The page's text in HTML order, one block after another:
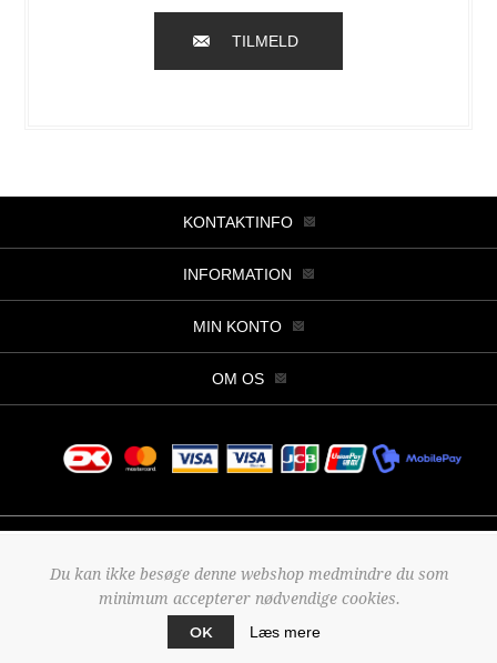
TILMELD
KONTAKTINFO
INFORMATION
MIN KONTO
OM OS
Powered by nopCommerce
Designed by 2Bdesign
Du kan ikke besøge denne webshop medmindre du som
minimum accepterer nødvendige cookies.
OK
Læs mere